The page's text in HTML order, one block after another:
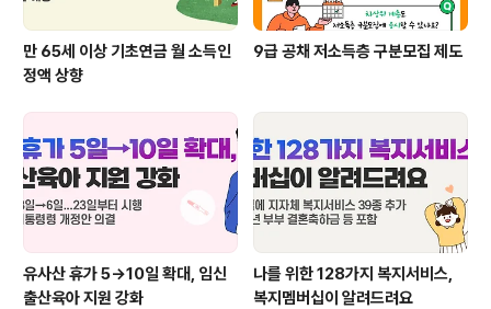
만 65세 이상 기초연금 월 소득인
정액 상향
9급 공채 저소득층 구분모집 제도
유사산 휴가 5→10일 확대, 임신
출산육아 지원 강화
나를 위한 128가지 복지서비스,
복지멤버십이 알려드려요